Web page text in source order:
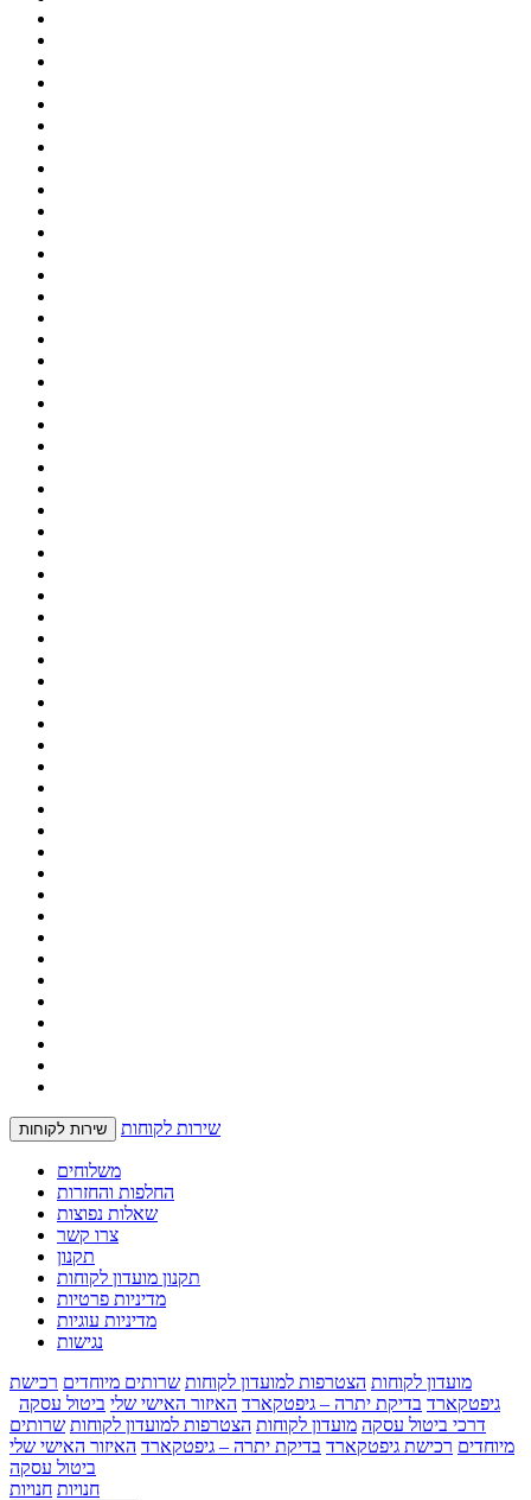
שירות לקוחות שירות לקוחות
משלוחים
החלפות והחזרות
שאלות נפוצות
צרו קשר
תקנון
תקנון מועדון לקוחות
מדיניות פרטיות
מדיניות עוגיות
נגישות
מועדון לקוחות הצטרפות למועדון לקוחות שרותים מיוחדים רכישת
גיפטקארד בדיקת יתרה – גיפטקארד האיזור האישי שלי ביטול עסקה
דרכי ביטול עסקה מועדון לקוחות הצטרפות למועדון לקוחות שרותים
מיוחדים רכישת גיפטקארד בדיקת יתרה – גיפטקארד האיזור האישי שלי
ביטול עסקה
חנויות חנויות